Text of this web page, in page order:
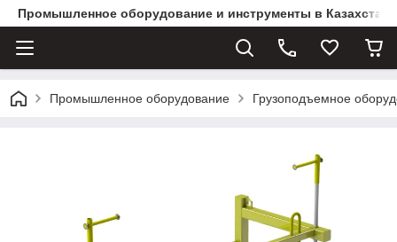
Промышленное оборудование и инструменты в
Промышленное оборудование Грузоподъемное